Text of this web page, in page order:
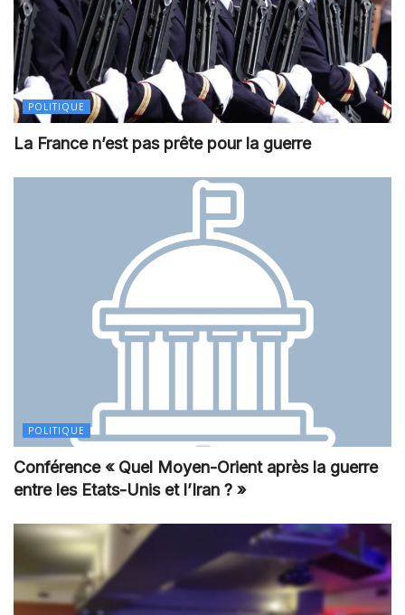
POLITIQUE
La France n’est pas prête pour la guerre
POLITIQUE
Conférence « Quel Moyen-Orient après la guerre
entre les Etats-Unis et l’Iran ? »